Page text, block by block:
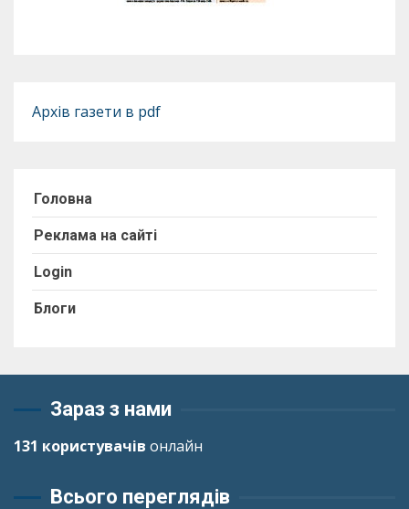
Архів газети в pdf
Головна
Реклама на сайті
Login
Блоги
Зараз з нами
131 користувачів онлайн
Всього переглядів